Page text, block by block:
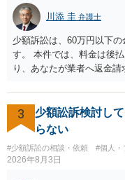
求めるものにすぎません。
の内部事情は、私に対する
及ぼすものではありません
せることなく、誠意をもっ
く求めます。 以上
川添 圭 弁護士
少額訴訟は、60万円以下
す。 本件では、料金は後
り、あなたが業者へ返金
在確認請求訴訟を提起す
業者へ（原契約のクーリ
の通知書を送り、もし訴
争う、というやり方がベ
センター等で、消費者問
ているなど）へ相談される
3
少額訟訴検討し
らない
#少額訴訟の相談・依頼 #個人・
2026年8月3日